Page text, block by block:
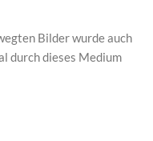
Bilder wurde auch
durch dieses Medium